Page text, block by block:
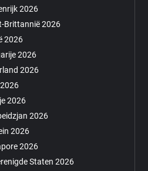
2026
Brittannië 2026
2026
2026
2026
2026
2026
2026
2026
Staten 2026